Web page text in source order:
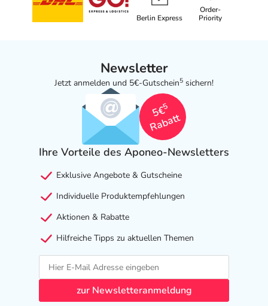
Berlin Express
Order-
Priority
Newsletter
Jetzt anmelden und 5€-Gutschein5 sichern!
5€
5
Rabatt
Ihre Vorteile des Aponeo-Newsletters
Exklusive Angebote & Gutscheine
Individuelle Produktempfehlungen
Aktionen & Rabatte
Hilfreiche Tipps zu aktuellen Themen
zur Newsletteranmeldung